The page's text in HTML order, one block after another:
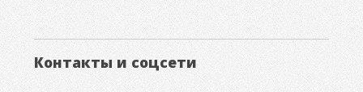
Контакты и соцсети